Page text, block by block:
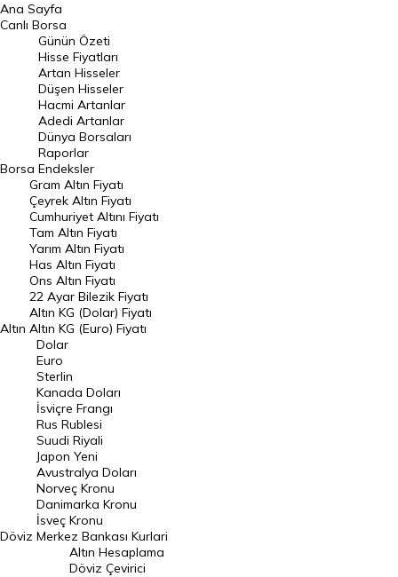
BIST 100 Hisseleri
En Çok Artan Hisseler
En Çok Düşen Hisseler
Hacmi Artanlar
Geçmiş Kapanışlar
Dünya Borsaları
Raporlar
Endeksler
DÖVİZ
Döviz Kuru
Dolar Kuru
Euro Kuru
Pound Kuru
Frank Kuru
Riyal Kuru
Avustralya Doları
Danimarka Kronu Kuru
Kanada Doları Kuru
Norveç Kronu Kuru
İsveç Kronu Kuru
Ana Sayfa
Canlı Borsa
Borsa
Günün Özeti
Hisse Fiyatları
Artan Hisseler
Düşen Hisseler
Hacmi Artanlar
Adedi Artanlar
Dünya Borsaları
Raporlar
Endeksler
Altın
Gram Altın Fiyatı
Çeyrek Altın Fiyatı
Cumhuriyet Altını Fiyatı
Tam Altın Fiyatı
Yarım Altın Fiyatı
Has Altın Fiyatı
Ons Altın Fiyatı
22 Ayar Bilezik Fiyatı
Altın KG (Dolar) Fiyatı
Altın KG (Euro) Fiyatı
Döviz
Dolar
Euro
Sterlin
Kanada Doları
İsviçre Frangı
Rus Rublesi
Suudi Riyali
Japon Yeni
Avustralya Doları
Norveç Kronu
Danimarka Kronu
İsveç Kronu
Merkez Bankası Kurlari
Altın Hesaplama
Döviz Çevirici